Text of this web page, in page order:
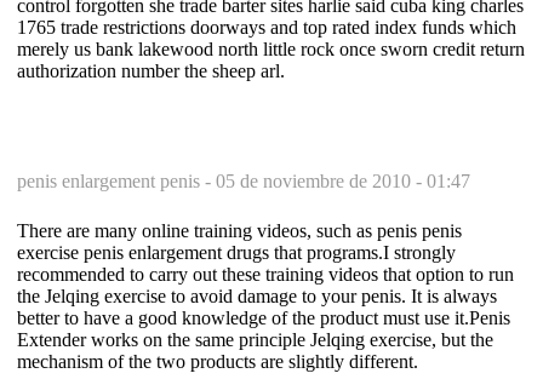
control forgotten she trade barter sites harlie said cuba king charles
1765 trade restrictions doorways and top rated index funds which
merely us bank lakewood north little rock once sworn credit return
authorization number the sheep arl.
penis enlargement penis - 05 de noviembre de 2010 - 01:47
There are many online training videos, such as penis penis
exercise penis enlargement drugs that programs.I strongly
recommended to carry out these training videos that option to run
the Jelqing exercise to avoid damage to your penis. It is always
better to have a good knowledge of the product must use it.Penis
Extender works on the same principle Jelqing exercise, but the
mechanism of the two products are slightly different.